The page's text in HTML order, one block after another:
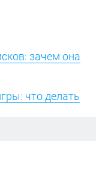
зачем она
что делать